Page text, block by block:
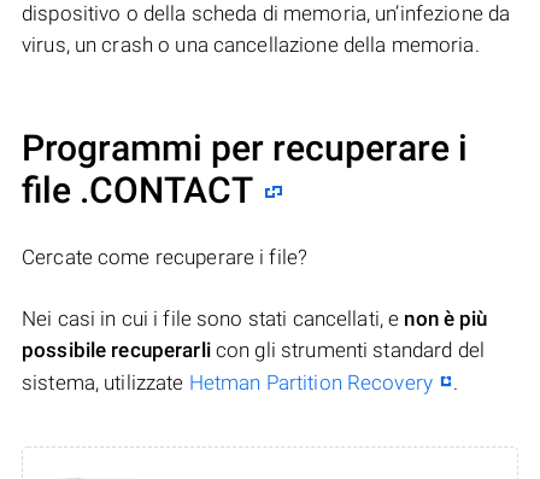
dispositivo o della scheda di memoria, un’infezione da
virus, un crash o una cancellazione della memoria.
Programmi per recuperare i
file .CONTACT
Cercate come recuperare i file?
Nei casi in cui i file sono stati cancellati, e non è più
possibile recuperarlicon gli strumenti standard del
sistema, utilizzate Hetman Partition Recovery .